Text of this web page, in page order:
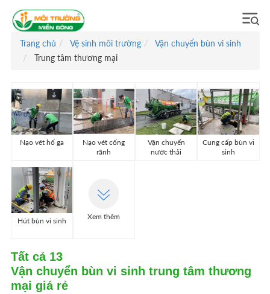
Trang chủ Vệ sinh môi trường
Vận chuyển bùn vi sinh
Trung tâm thương mại
Nạo vét hố ga
Nạo vét cống
rãnh
Vận chuyển
nước thải
Cung cấp bùn vi
sinh
Hút bùn vi sinh Xem thêm
Tất cả 13
Vận chuyển bùn vi sinh trung tâm thương
mại giá rẻ